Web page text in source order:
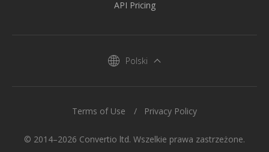
API Pricing
Polski
© 2014–2026 Convertio ltd. Wszelkie prawa zastrzeżone.
Terms of Use Privacy Policy